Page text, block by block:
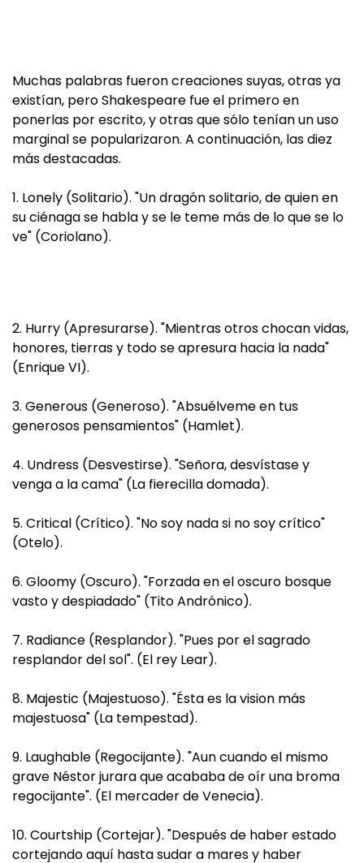
Muchas palabras fueron creaciones suyas, otras ya
existían, pero Shakespeare fue el primero en
ponerlas por escrito, y otras que sólo tenían un uso
marginal se popularizaron. A continuación, las diez
más destacadas.
1. Lonely (Solitario). "Un dragón solitario, de quien en
su ciénaga se habla y se le teme más de lo que se lo
ve" (Coriolano).
2. Hurry (Apresurarse). "Mientras otros chocan vidas,
honores, tierras y todo se apresura hacia la nada"
(Enrique VI).
3. Generous (Generoso). "Absuélveme en tus
generosos pensamientos" (Hamlet).
4. Undress (Desvestirse). "Señora, desvístase y
venga a la cama" (La fierecilla domada).
5. Critical (Crítico). "No soy nada si no soy crítico"
(Otelo).
6. Gloomy (Oscuro). "Forzada en el oscuro bosque
vasto y despiadado" (Tito Andrónico).
7. Radiance (Resplandor). "Pues por el sagrado
resplandor del sol". (El rey Lear).
8. Majestic (Majestuoso). "Ésta es la vision más
majestuosa" (La tempestad).
9. Laughable (Regocijante). "Aun cuando el mismo
grave Néstor jurara que acababa de oír una broma
regocijante". (El mercader de Venecia).
10. Courtship (Cortejar). "Después de haber estado
cortejando aquí hasta sudar a mares y haber